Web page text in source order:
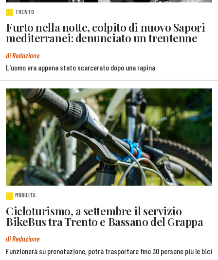
TRENTO
Furto nella notte, colpito di nuovo Sapori
mediterranei: denunciato un trentenne
di Redazione
L'uomo era appena stato scarcerato dopo una rapina
MOBILITÀ
Cicloturismo, a settembre il servizio
BikeBus tra Trento e Bassano del Grappa
di Redazione
Funzionerà su prenotazione, potrà trasportare fino 30 persone più le bici